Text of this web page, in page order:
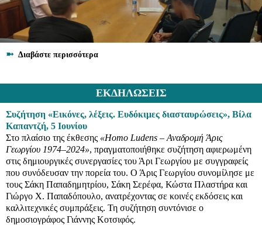
➼ Διαβάστε περισσότερα
ΕΚΔΗΛΩΣΕΙΣ
Συζήτηση «Εικόνες, λέξεις. Ευδόκιμες διασταυρώσεις», Βίλα
Καπαντζή, 5 Ιουνίου
Στο πλαίσιο της έκθεσης «Homo Ludens – Αναδρομή Άρις
Γεωργίου 1974–2024», πραγματοποιήθηκε συζήτηση αφιερωμένη
στις δημιουργικές συνεργασίες του Άρι Γεωργίου με συγγραφείς
που συνόδευσαν την πορεία του. Ο Άρις Γεωργίου συνομίλησε με
τους Σάκη Παπαδημητρίου, Σάκη Σερέφα, Κώστα Πλαστήρα και
Γιώργο Χ. Παπαδόπουλο, ανατρέχοντας σε κοινές εκδόσεις και
καλλιτεχνικές συμπράξεις. Τη συζήτηση συντόνισε ο
δημοσιογράφος Γιάννης Κοτσιφός.